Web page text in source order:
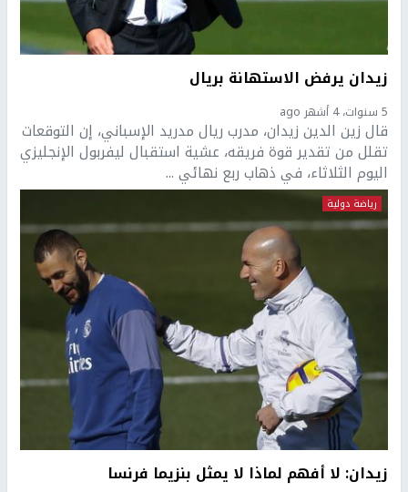
زيدان يرفض الاستهانة بريال
5 سنوات، 4 أشهر ago
قال زين الدين زيدان، مدرب ريال مدريد الإسباني، إن التوقعات
تقلل من تقدير قوة فريقه، عشية استقبال ليفربول الإنجليزي
اليوم الثلاثاء، في ذهاب ربع نهائي ...
رياضة دولية
زيدان: لا أفهم لماذا لا يمثل بنزيما فرنسا